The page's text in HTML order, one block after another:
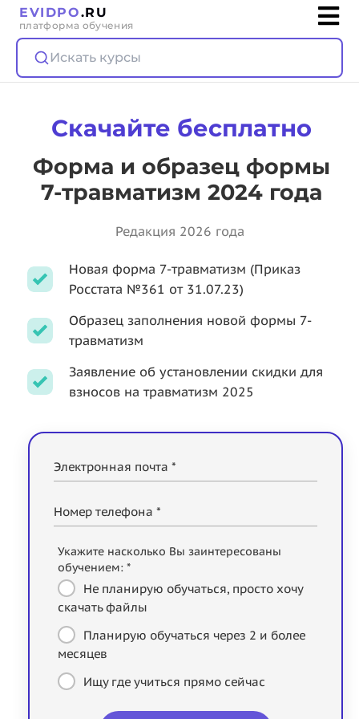
EVIDPO.RU
платформа обучения
Искать курсы
Скачайте бесплатно
Форма и образец формы
7-травматизм 2024 года
Редакция 2026 года
Новая форма 7-травматизм (Приказ
Росстата №361 от 31.07.23)
Образец заполнения новой формы 7-
травматизм
Заявление об установлении скидки для
взносов на травматизм 2025
Электронная почта *
Номер телефона *
Укажите насколько Вы заинтересованы
обучением: *
Не планирую обучаться, просто хочу
скачать файлы
Планирую обучаться через 2 и более
месяцев
Ищу где учиться прямо сейчас